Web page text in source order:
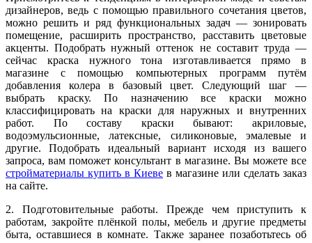
дизайнеров, ведь с помощью правильного сочетания цветов,
можно решить и ряд функциональных задач — зонировать
помещение, расширить пространство, расставить цветовые
акценты. Подобрать нужный оттенок не составит труда —
сейчас краска нужного тона изготавливается прямо в
магазине с помощью компьютерных программ путём
добавления колера в базовый цвет. Следующий шаг —
выбрать краску. По назначению все краски можно
классифицировать на краски для наружных и внутренних
работ. По составу краски бывают: акриловые,
водоэмульсионные, латексные, силиконовые, эмалевые и
другие. Подобрать идеальный вариант исходя из вашего
запроса, вам поможет консультант в магазине. Вы можете все
стройматериалы купить в Киеве в магазине или сделать заказ
на сайте.
2. Подготовительные работы. Прежде чем приступить к
работам, закройте плёнкой полы, мебель и другие предметы
быта, оставшиеся в комнате. Также заранее позаботьтесь об